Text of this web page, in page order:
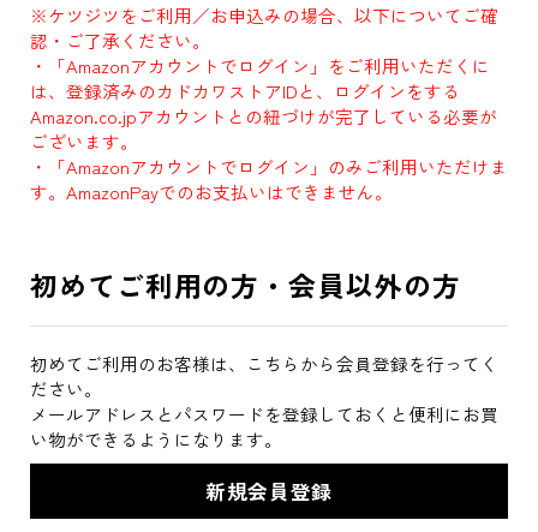
※ケツジツをご利用／お申込みの場合、以下についてご確
認・ご了承ください。
・「Amazonアカウントでログイン」をご利用いただくに
は、登録済みのカドカワストアIDと、ログインをする
Amazon.co.jpアカウントとの紐づけが完了している必要が
ございます。
・「Amazonアカウントでログイン」のみご利用いただけま
す。AmazonPayでのお支払いはできません。
初めてご利用の方・会員以外の方
初めてご利用のお客様は、こちらから会員登録を行ってく
ださい。
メールアドレスとパスワードを登録しておくと便利にお買
い物ができるようになります。